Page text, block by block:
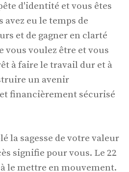
d'identité et vous êtes
eu le temps de
et de gagner en clarté
vous voulez être et vous
à faire le travail dur et à
un avenir
financièrement sécurisé
la sagesse de votre valeur
signifie pour vous. Le 22
le mettre en mouvement.